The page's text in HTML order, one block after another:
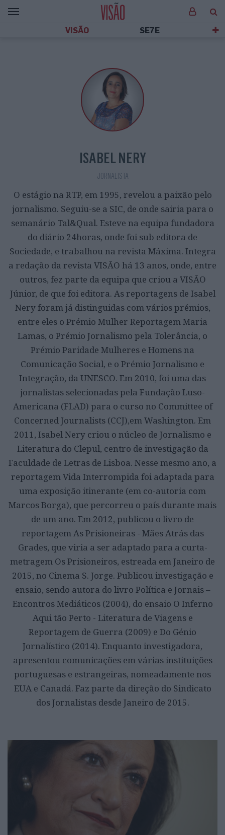
VISÃO SE7E
ISABEL NERY
JORNALISTA
O estágio na RTP, em 1995, revelou a paixão pelo
jornalismo. Seguiu-se a SIC, de onde sairia para o
semanário Tal&Qual. Esteve na equipa fundadora
do diário 24horas, onde foi sub editora de
Sociedade, e trabalhou na revista Máxima. Integra
a redação da revista VISÃO há 13 anos, onde, entre
outros, fez parte da equipa que criou a VISÃO
Júnior, de que foi editora. As reportagens de Isabel
Nery foram já distinguidas com vários prémios,
entre eles o Prémio Mulher Reportagem Maria
Lamas, o Prémio Jornalismo pela Tolerância, o
Prémio Paridade Mulheres e Homens na
Comunicação Social, e o Prémio Jornalismo e
Integração, da UNESCO. Em 2010, foi uma das
jornalistas selecionadas pela Fundação Luso-
Americana (FLAD) para o curso no Committee of
Concerned Journalists (CCJ),em Washington. Em
2011, Isabel Nery criou o núcleo de Jornalismo e
Literatura do Clepul, centro de investigação da
Faculdade de Letras de Lisboa. Nesse mesmo ano, a
reportagem Vida Interrompida foi adaptada para
uma exposição itinerante (em co-autoria com
Marcos Borga), que percorreu o país durante mais
de um ano. Em 2012, publicou o livro de
reportagem As Prisioneiras - Mães Atrás das
Grades, que viria a ser adaptado para a curta-
metragem Os Prisioneiros, estreada em Janeiro de
2015, no Cinema S. Jorge. Publicou investigação e
ensaio, sendo autora do livro Política e Jornais –
Encontros Mediáticos (2004), do ensaio O Inferno
Aqui tão Perto - Literatura de Viagens e
Reportagem de Guerra (2009) e Do Génio
Jornalístico (2014). Enquanto investigadora,
apresentou comunicações em várias instituições
portuguesas e estrangeiras, nomeadamente nos
EUA e Canadá. Faz parte da direção do Sindicato
dos Jornalistas desde Janeiro de 2015.